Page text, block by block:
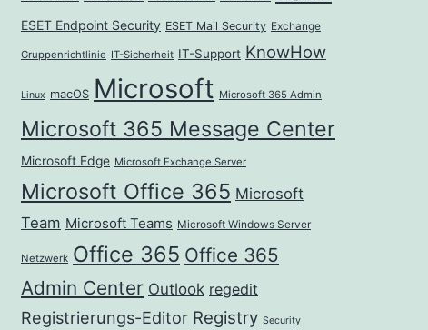
ESET Endpoint Security ESET Mail Security Exchange
Gruppenrichtlinie IT-Sicherheit IT-Support KnowHow
Linux macOS Microsoft Microsoft 365 Admin
Microsoft 365 Message Center
Microsoft Edge Microsoft Exchange Server
Microsoft Office 365 Microsoft
Team Microsoft Teams Microsoft Windows Server
Netzwerk Office 365 Office 365
Admin Center Outlook regedit
Registrierungs-Editor Registry Security